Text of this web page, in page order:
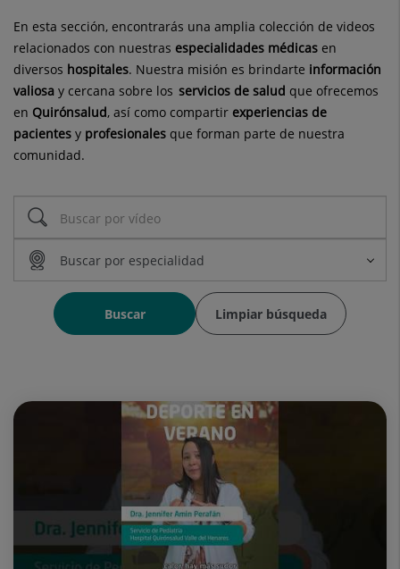
En esta sección, encontrarás una amplia colección de videos
relacionados con nuestras especialidades médicas en
diversos hospitales. Nuestra misión es brindarte información
valiosa y cercana sobre los servicios de salud que ofrecemos
en Quirónsalud, así como compartir experiencias de
pacientes y profesionales que forman parte de nuestra
comunidad.
Limpiar búsqueda
Buscar